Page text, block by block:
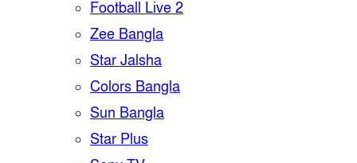
Football Live 2
Zee Bangla
Star Jalsha
Colors Bangla
Sun Bangla
Star Plus